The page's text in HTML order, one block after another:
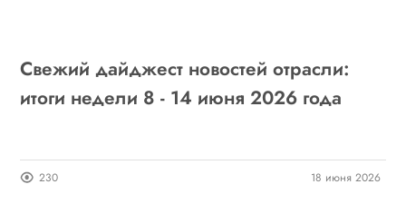
Свежий дайджест новостей отрасли:
итоги недели 8 - 14 июня 2026 года
230 18 июня 2026